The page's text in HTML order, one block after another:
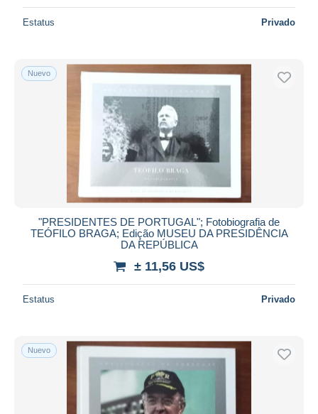
Estatus Privado
Nuevo
"PRESIDENTES DE PORTUGAL"; Fotobiografia de
TEÓFILO BRAGA; Edição MUSEU DA PRESIDÊNCIA
DA REPÚBLICA
± 11,56 US$
Estatus Privado
Nuevo